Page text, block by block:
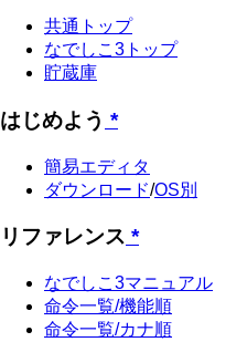
共通トップ
なでしこ3トップ
貯蔵庫
はじめよう *
簡易エディタ
ダウンロード/OS別
リファレンス *
なでしこ3マニュアル
命令一覧/機能順
命令一覧/カナ順